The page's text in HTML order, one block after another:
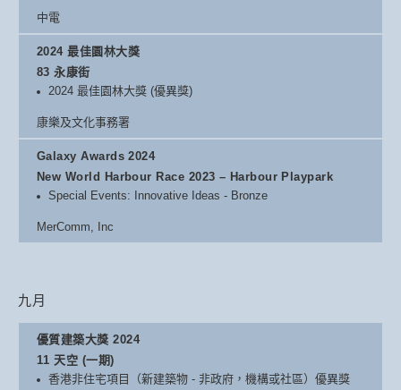
中電
2024 最佳園林大獎
83 永康街
2024 最佳園林大獎 (優異獎)
康樂及文化事務署
Galaxy Awards 2024
New World Harbour Race 2023 – Harbour Playpark
Special Events: Innovative Ideas - Bronze
MerComm, Inc
九月
優質建築大獎 2024
11 天空 (一期)
香港非住宅項目（新建築物 - 非政府，機構或社區）優異獎